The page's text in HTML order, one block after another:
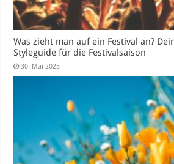
Was zieht man auf ein Festival an?
Styleguide für die Festivalsaison
30. Mai 2025